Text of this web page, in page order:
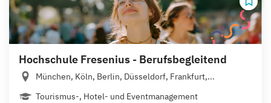
Hochschule Fresenius - Berufsbegleitend
München, Köln, Berlin, Düsseldorf, Frankfurt,...
Tourismus-, Hotel- und Eventmanagement